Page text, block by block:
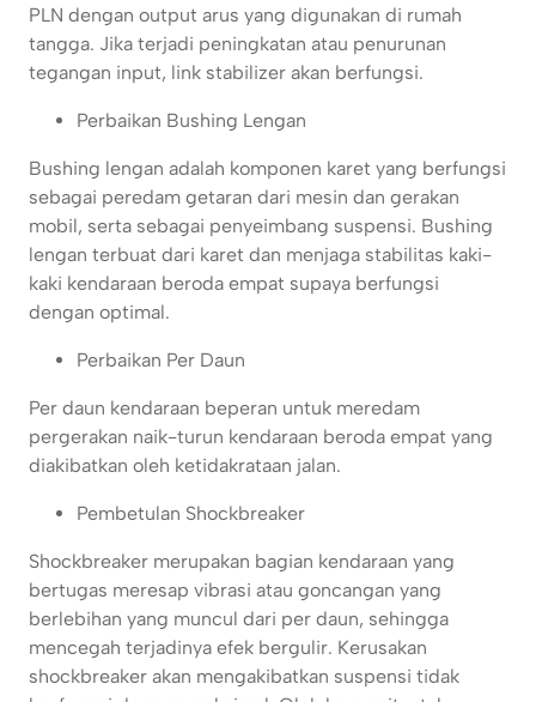
PLN dengan output arus yang digunakan di rumah
tangga. Jika terjadi peningkatan atau penurunan
tegangan input, link stabilizer akan berfungsi.
Perbaikan Bushing Lengan
Bushing lengan adalah komponen karet yang berfungsi
sebagai peredam getaran dari mesin dan gerakan
mobil, serta sebagai penyeimbang suspensi. Bushing
lengan terbuat dari karet dan menjaga stabilitas kaki-
kaki kendaraan beroda empat supaya berfungsi
dengan optimal.
Perbaikan Per Daun
Per daun kendaraan beperan untuk meredam
pergerakan naik-turun kendaraan beroda empat yang
diakibatkan oleh ketidakrataan jalan.
Pembetulan Shockbreaker
Shockbreaker merupakan bagian kendaraan yang
bertugas meresap vibrasi atau goncangan yang
berlebihan yang muncul dari per daun, sehingga
mencegah terjadinya efek bergulir. Kerusakan
shockbreaker akan mengakibatkan suspensi tidak